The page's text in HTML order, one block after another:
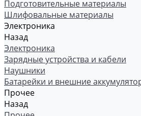
Подготовительные материалы
Шлифовальные материалы
Электроника
Назад
Электроника
Зарядные устройства и кабели
Наушники
Батарейки и внешние
Прочее
Назад